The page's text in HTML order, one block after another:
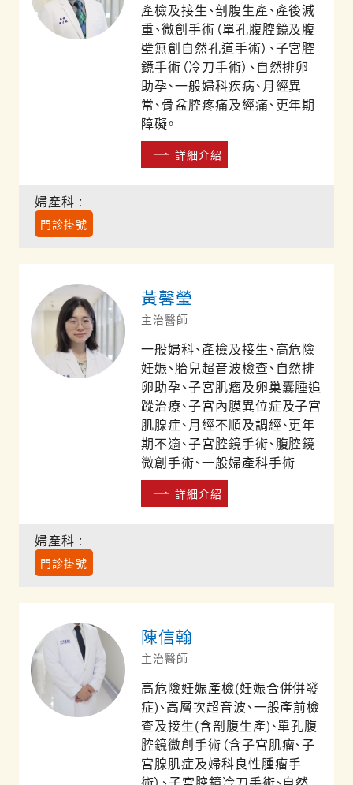
產檢及接生、剖腹生產、產後減
重、微創手術（單孔腹腔鏡及腹
壁無創自然孔道手術）、子宮腔
鏡手術（冷刀手術）、自然排卵
助孕、一般婦科疾病、月經異
常、骨盆腔疼痛及經痛、更年期
障礙。
詳細介紹
婦產科 :
門診掛號
黃馨瑩
主治醫師
一般婦科、產檢及接生、高危險
妊娠、胎兒超音波檢查、自然排
卵助孕、子宮肌瘤及卵巢囊腫追
蹤治療、子宮內膜異位症及子宮
肌腺症、月經不順及調經、更年
期不適、子宮腔鏡手術、腹腔鏡
微創手術、一般婦產科手術
詳細介紹
婦產科 :
門診掛號
陳信翰
主治醫師
高危險妊娠產檢(妊娠合併併發
症)、高層次超音波、一般產前檢
查及接生(含剖腹生產)、單孔腹
腔鏡微創手術（含子宮肌瘤、子
宮腺肌症及婦科良性腫瘤手